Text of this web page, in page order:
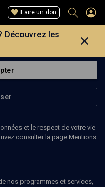
Faire un don
Découvrez les
et le respect de votre vie
consulter la page Mentions
nos programmes et services,